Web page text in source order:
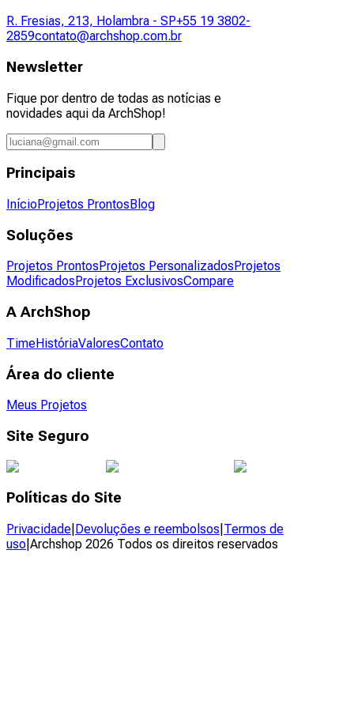
R. Fresias, 213, Holambra - SP+55 19 3802-
2859contato@archshop.com.br
Newsletter
Fique por dentro de todas as notícias e
novidades aqui da ArchShop!
Principais
InícioProjetos ProntosBlog
Soluções
Projetos Prontos Projetos Personalizados Projetos
Modificados Projetos ExclusivosCompare
A ArchShop
TimeHistóriaValoresContato
Área do cliente
Meus Projetos
Site Seguro
Políticas do Site
Privacidade Devoluções e reembolsos Termos de
uso Archshop 2026 Todos os direitos reservados